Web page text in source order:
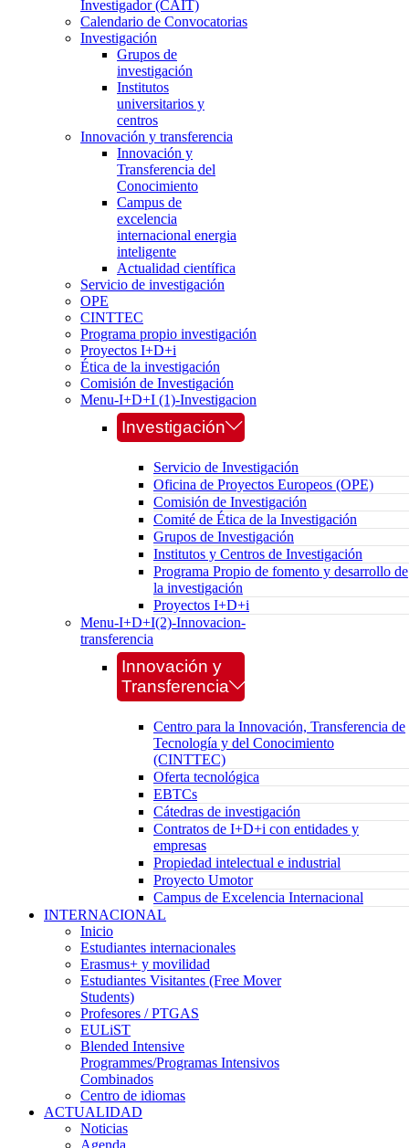
Investigador (CAIT)
Calendario de Convocatorias
Investigación
Grupos de
investigación
Institutos
universitarios y
centros
Innovación y transferencia
Innovación y
Transferencia del
Conocimiento
Campus de
excelencia
internacional energia
inteligente
Actualidad científica
Servicio de investigación
OPE
CINTTEC
Programa propio investigación
Proyectos I+D+i
Ética de la investigación
Comisión de Investigación
Menu-I+D+I (1)-Investigacion
Investigación
Servicio de Investigación
Oficina de Proyectos Europeos (OPE)
Comisión de Investigación
Comité de Ética de la Investigación
Grupos de Investigación
Institutos y Centros de Investigación
Programa Propio de fomento y desarrollo de
la investigación
Proyectos I+D+i
Menu-I+D+I(2)-Innovacion-
transferencia
Innovación y
Transferencia
Centro para la Innovación, Transferencia de
Tecnología y del Conocimiento
(CINTTEC)
Oferta tecnológica
EBTCs
Cátedras de investigación
Contratos de I+D+i con entidades y
empresas
Propiedad intelectual e industrial
Proyecto Umotor
Campus de Excelencia Internacional
INTERNACIONAL
Inicio
Estudiantes internacionales
Erasmus+ y movilidad
Estudiantes Visitantes (Free Mover
Students)
Profesores / PTGAS
EULiST
Blended Intensive
Programmes/Programas Intensivos
Combinados
Centro de idiomas
ACTUALIDAD
Noticias
Agenda